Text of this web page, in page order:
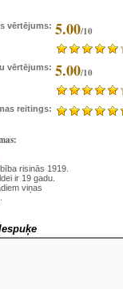
vērtējums: 5.00/10
vērtējums: 5.00/10
reitings:
risinās 1919.
ir 19 gadu.
viņas